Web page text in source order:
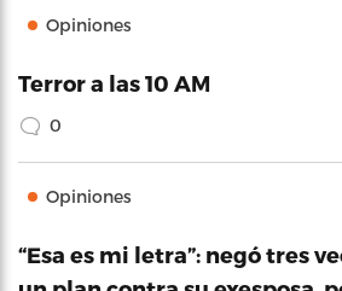
Opiniones
Terror a las 10 AM
0
Opiniones
“Esa es mi letra”: negó tres